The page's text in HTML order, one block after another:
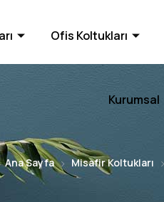
Ofis Koltukları
Kurumsal
Ana Sayfa Misafir Koltukları